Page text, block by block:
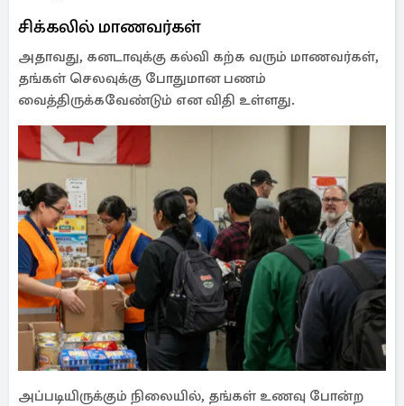
சிக்கலில் மாணவர்கள்
அதாவது, கனடாவுக்கு கல்வி கற்க வரும் மாணவர்கள்,
தங்கள் செலவுக்கு போதுமான பணம்
வைத்திருக்கவேண்டும் என விதி உள்ளது.
அப்படியிருக்கும் நிலையில், தங்கள் உணவு போன்ற